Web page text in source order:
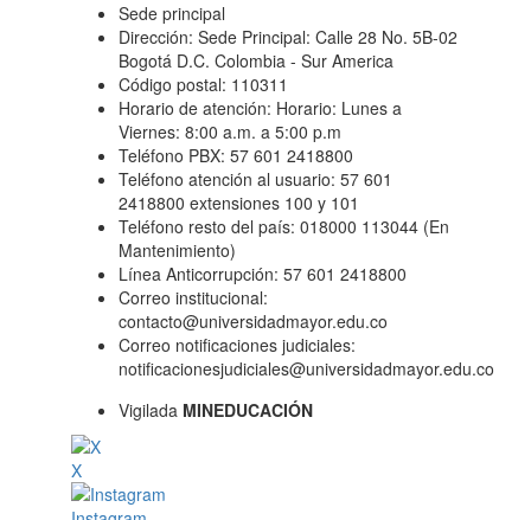
Sede principal
Dirección: Sede Principal: Calle 28 No. 5B-02
Bogotá D.C. Colombia - Sur America
Código postal: 110311
Horario de atención: Horario: Lunes a
Viernes: 8:00 a.m. a 5:00 p.m
Teléfono PBX: 57 601 2418800
Teléfono atención al usuario: 57 601
2418800 extensiones 100 y 101
Teléfono resto del país: 018000 113044 (En
Mantenimiento)
Línea Anticorrupción: 57 601 2418800
Correo institucional:
contacto@universidadmayor.edu.co
Correo notificaciones judiciales:
notificacionesjudiciales@universidadmayor.edu.co
Vigilada MINEDUCACIÓN
X